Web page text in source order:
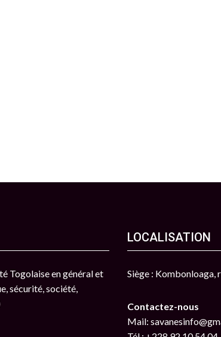
Togolaise en général et
sécurité, société,
LOCALISATION
Siège : Kombonloaga,
Contactez-nous
Mail: